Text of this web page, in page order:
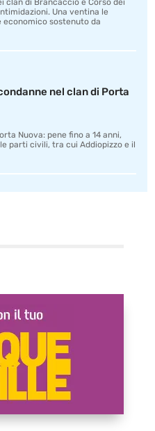
di Brancaccio e Corso dei
Una ventina le
sostenuto da
nel clan di Porta
Nuova: pene fino a 14 anni,
parti civili, tra cui Addiopizzo e il